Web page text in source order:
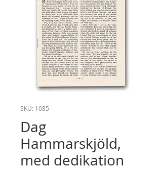
SKU: 1085
Dag
Hammarskjöld,
med dedikation